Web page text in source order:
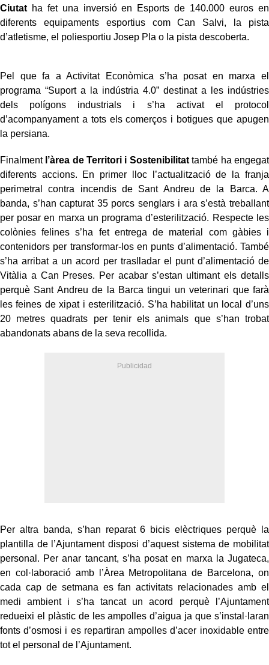
Ciutat ha fet una inversió en Esports de 140.000 euros en
diferents equipaments esportius com Can Salvi, la pista
d’atletisme, el poliesportiu Josep Pla o la pista descoberta.
Pel que fa a Activitat Econòmica s’ha posat en marxa el
programa “Suport a la indústria 4.0” destinat a les indústries
dels polígons industrials i s’ha activat el protocol
d’acompanyament a tots els comerços i botigues que apugen
la persiana.
Finalment l’àrea de Territori i Sostenibilitattambé ha engegat
diferents accions. En primer lloc l’actualització de la franja
perimetral contra incendis de Sant Andreu de la Barca. A
banda, s’han capturat 35 porcs senglars i ara s’està treballant
per posar en marxa un programa d’esterilització. Respecte les
colònies felines s’ha fet entrega de material com gàbies i
contenidors per transformar-los en punts d’alimentació. També
s’ha arribat a un acord per traslladar el punt d’alimentació de
Vitàlia a Can Preses. Per acabar s’estan ultimant els detalls
perquè Sant Andreu de la Barca tingui un veterinari que farà
les feines de xipat i esterilització. S’ha habilitat un local d’uns
20 metres quadrats per tenir els animals que s’han trobat
abandonats abans de la seva recollida.
Per altra banda, s’han reparat 6 bicis elèctriques perquè la
plantilla de l’Ajuntament disposi d’aquest sistema de mobilitat
personal. Per anar tancant, s’ha posat en marxa la Jugateca,
en col·laboració amb l’Àrea Metropolitana de Barcelona, on
cada cap de setmana es fan activitats relacionades amb el
medi ambient i s’ha tancat un acord perquè l’Ajuntament
redueixi el plàstic de les ampolles d’aigua ja que s’instal·laran
fonts d’osmosi i es repartiran ampolles d’acer inoxidable entre
tot el personal de l’Ajuntament.